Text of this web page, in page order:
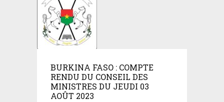
BURKINA FASO : COMPTE
RENDU DU CONSEIL DES
MINISTRES DU JEUDI 03
AOÛT 2023